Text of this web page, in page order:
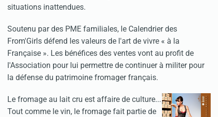
situations inattendues.
Soutenu par des PME familiales, le Calendrier des
From'Girls défend les valeurs de l'art de vivre « à la
Française ». Les bénéfices des ventes vont au profit de
l'Association pour lui permettre de continuer à militer pour
la défense du patrimoine fromager français.
Le fromage au lait cru est affaire de culture...
Tout comme le vin, le fromage fait partie de